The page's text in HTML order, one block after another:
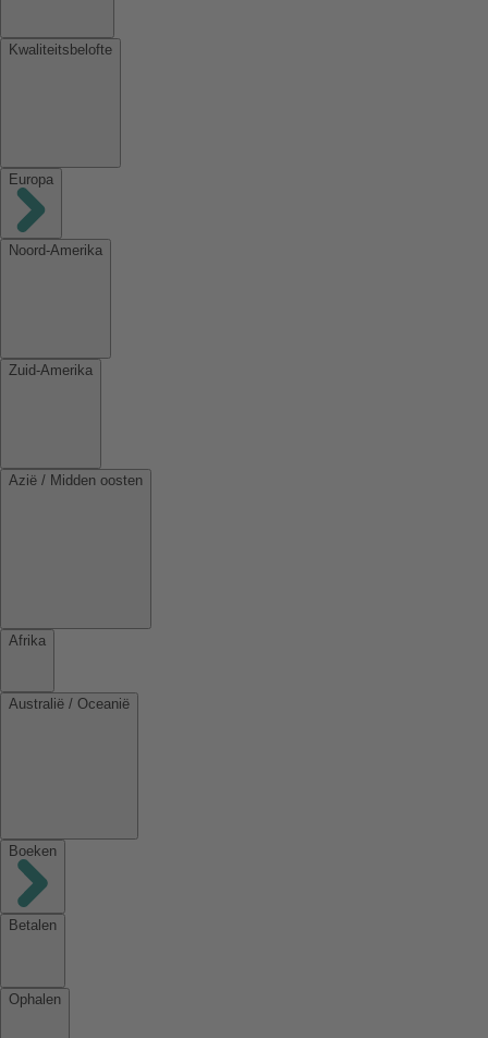
Kwaliteitsbelofte
Europa
Noord-Amerika
Zuid-Amerika
Azië / Midden oosten
Afrika
Australië / Oceanië
Boeken
Betalen
Ophalen